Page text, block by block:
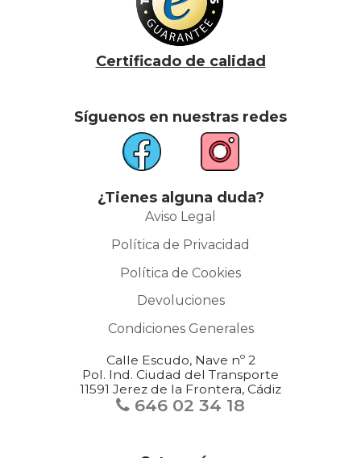
Certificado de calidad
Síguenos en nuestras redes
¿Tienes alguna duda?
Aviso Legal
Política de Privacidad
Política de Cookies
Devoluciones
Condiciones Generales
Calle Escudo, Nave nº 2
Pol. Ind. Ciudad del Transporte
11591 Jerez de la Frontera, Cádiz
646 02 34 18